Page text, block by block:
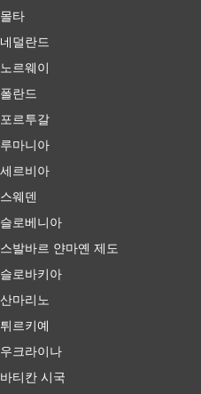
몰타
네덜란드
노르웨이
폴란드
포르투갈
루마니아
세르비아
스웨덴
슬로베니아
스발바르 얀마옌 제도
슬로바키아
산마리노
튀르키예
우크라이나
바티칸 시국